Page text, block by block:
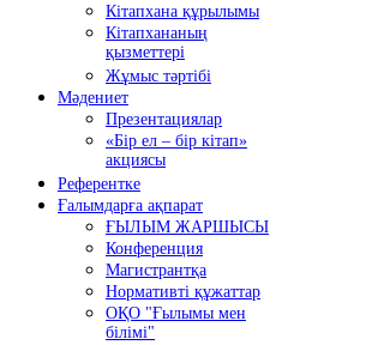
Кітапхана құрылымы
Кітапхананың
қызметтері
Жұмыс тәртібі
Мәдениет
Презентациялар
«Бір ел – бір кітап»
акциясы
Референтке
Ғалымдарға ақпарат
ҒЫЛЫМ ЖАРШЫСЫ
Конференция
Магистрантқа
Нормативті құжаттар
ОҚО "Ғылымы мен
білімі"